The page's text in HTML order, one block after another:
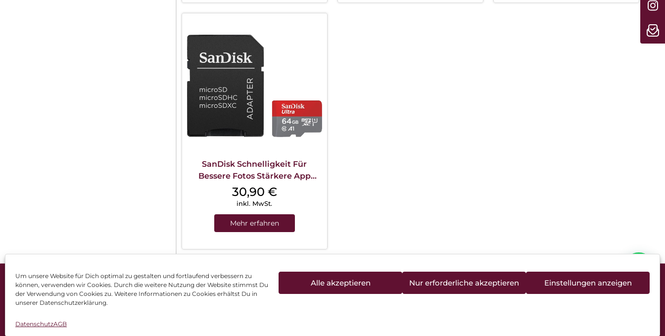
Um unsere Website für Dich optimal zu gestalten und fortlaufend verbessern zu
können, verwenden wir Cookies. Durch die weitere Nutzung der Website stimmst Du
der Verwendung von Cookies zu. Weitere Informationen zu Cookies erhältst Du in
unserer Datenschutzerklärung.
Alle akzeptieren Nur erforderliche akzeptieren Einstellungen anzeigen
DatenschutzAGB
SanDisk Schnelligkeit Für
Bessere Fotos Stärkere App
Leistung und Full HD Videos
30,90 €
inkl. MwSt.
Mehr erfahren
Impressum AGB Datenschutz Vertrag widerrufen Hinweis zur Batterieentsorgung Newsletter